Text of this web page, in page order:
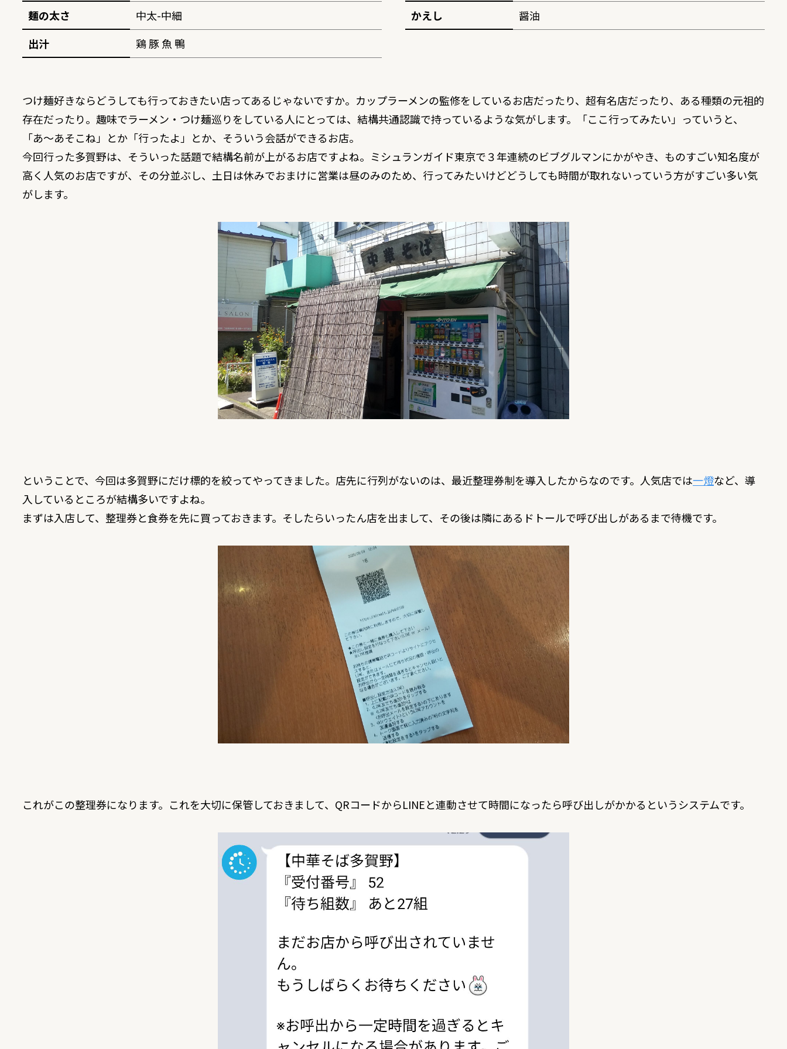
麺の太さ 中太-中細 かえし
醤油
出汁
鶏 豚 魚 鴨
つけ麺好きならどうしても行っておきたい店ってあるじゃないですか。カップラーメンの監修をしているお店だったり、超有名店だったり、ある種類の元祖的
存在だったり。趣味でラーメン・つけ麺巡りをしている人にとっては、結構共通認識で持っているような気がします。「ここ行ってみたい」っていうと、
「あ〜あそこね」とか「行ったよ」とか、そういう会話ができるお店。
今回行った多賀野は、そういった話題で結構名前が上がるお店ですよね。ミシュランガイド東京で３年連続のビブグルマンにかがやき、ものすごい知名度が
高く人気のお店ですが、その分並ぶし、土日は休みでおまけに営業は昼のみのため、行ってみたいけどどうしても時間が取れないっていう方がすごい多い気
がします。
ということで、今回は多賀野にだけ標的を絞ってやってきました。店先に行列がないのは、最近整理券制を導入したからなのです。人気店では一燈など、導
入しているところが結構多いですよね。
まずは入店して、整理券と食券を先に買っておきます。そしたらいったん店を出まして、その後は隣にあるドトールで呼び出しがあるまで待機です。
これがこの整理券になります。これを大切に保管しておきまして、QRコードからLINEと連動させて時間になったら呼び出しがかかるというシステムです。